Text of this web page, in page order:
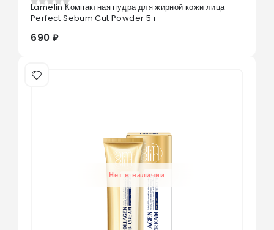
0из 5
Lamelin Компактная пудра для жирной кожи лица
Perfect Sebum Cut Powder 5 г
690 ₽
Нет в наличии